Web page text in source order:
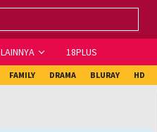
18PLUS
FAMILY DRAMA BLURAY HD